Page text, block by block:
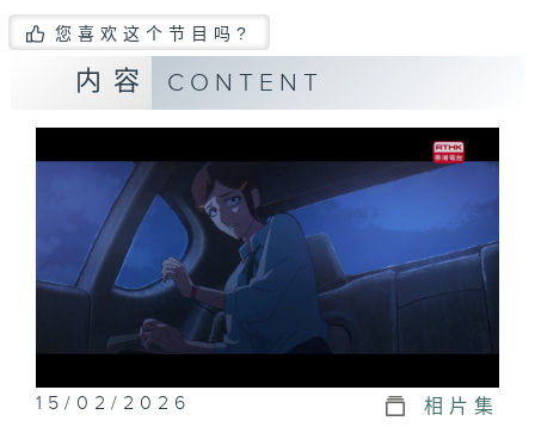
您喜欢这个节目吗?
内容 CONTENT
15/02/2026 相片集